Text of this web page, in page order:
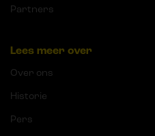
Partners
Lees meer over
Over ons
Historie
Pers